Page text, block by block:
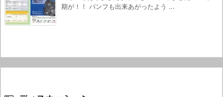
期が！！ パンフも出来あがったよう ...